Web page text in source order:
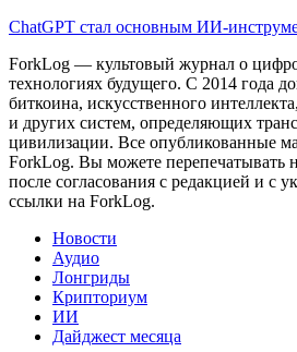
ChatGPT стал основным ИИ-
ForkLog — культовый журнал о
технологиях будущего. С 2014 года
биткоина, искусственного
и других систем, определяющих
цивилизации. Все опубликованные
ForkLog. Вы можете перепечатывать
после согласования с редакцией и с
ссылки на ForkLog.
Новости
Аудио
Лонгриды
Крипториум
ИИ
Дайджест месяца